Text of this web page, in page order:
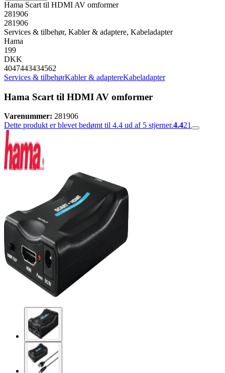
Hama Scart til HDMI AV omformer
281906
281906
Services & tilbehør, Kabler & adaptere, Kabeladapter
Hama
199
DKK
4047443434562
Services & tilbehørKabler & adaptereKabeladapter
Hama Scart til HDMI AV omformer
Varenummer: 281906
Dette produkt er blevet bedømt til 4.4 ud af 5 stjerner.4.421